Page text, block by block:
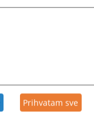
Prihvatam sve